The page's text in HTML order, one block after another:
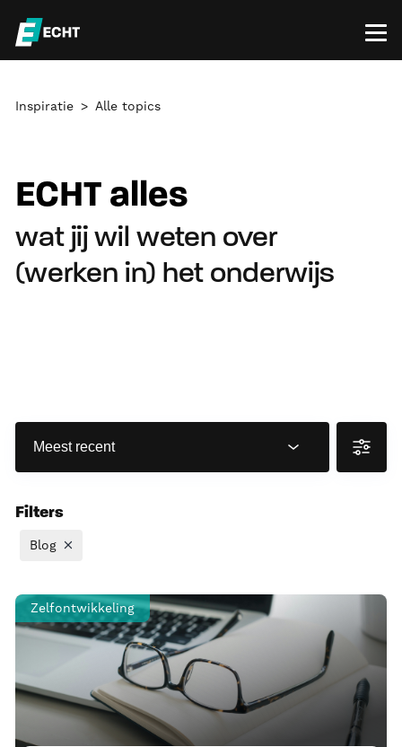
Inspiratie Alle topics
ECHT alles
wat jij wil weten over
(werken in) het onderwijs
Filters
Blog
Zelfontwikkeling